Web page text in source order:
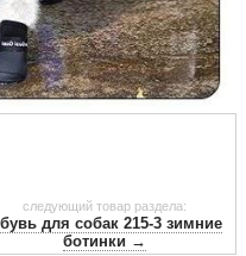
следующий товар раздела:
для собак 215-3 зимние
ботинки →